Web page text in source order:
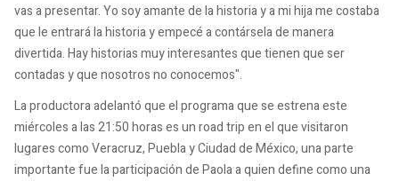
vas a presentar. Yo soy amante de la historia y a mi hija me costaba
que le entrará la historia y empecé a contársela de manera
divertida. Hay historias muy interesantes que tienen que ser
contadas y que nosotros no conocemos".
La productora adelantó que el programa que se estrena este
miércoles a las 21:50 horas es un road trip en el que visitaron
lugares como Veracruz, Puebla y Ciudad de México, una parte
importante fue la participación de Paola a quien define como una